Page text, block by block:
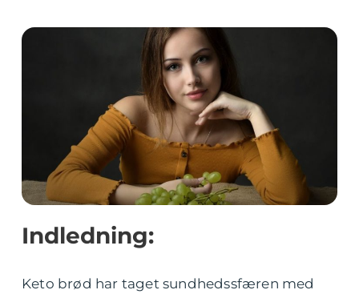
Indledning:
Keto brød har taget sundhedssfæren med